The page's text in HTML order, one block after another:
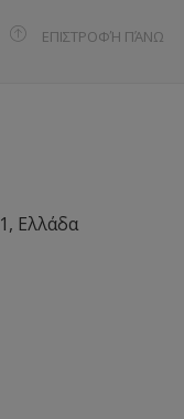
ΕΠΙΣΤΡΟΦΉ ΠΆΝΩ
Ελλάδα